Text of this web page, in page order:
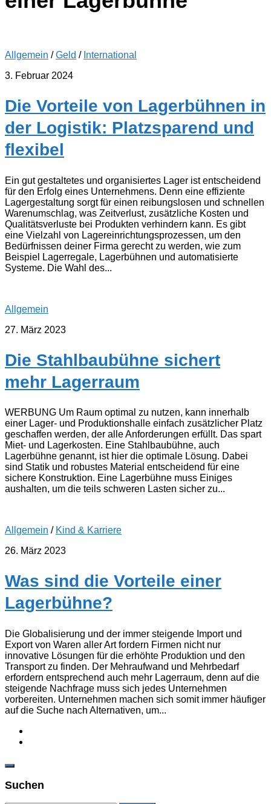
Allgemein /Geld / International
3. Februar 2024
Die Vorteile von Lagerbühnen in
der Logistik: Platzsparend und
flexibel
Ein gut gestaltetes und organisiertes Lager ist entscheidend
für den Erfolg eines Unternehmens. Denn eine effiziente
Lagergestaltung sorgt für einen reibungslosen und schnellen
Warenumschlag, was Zeitverlust, zusätzliche Kosten und
Qualitätsverluste bei Produkten verhindern kann. Es gibt
eine Vielzahl von Lagereinrichtungsprozessen, um den
Bedürfnissen deiner Firma gerecht zu werden, wie zum
Beispiel Lagerregale, Lagerbühnen und automatisierte
Systeme. Die Wahl des...
Allgemein
27. März 2023
Die Stahlbaubühne sichert
mehr Lagerraum
WERBUNG Um Raum optimal zu nutzen, kann innerhalb
einer Lager- und Produktionshalle einfach zusätzlicher Platz
geschaffen werden, der alle Anforderungen erfüllt. Das spart
Miet- und Lagerkosten. Eine Stahlbaubühne, auch
Lagerbühne genannt, ist hier die optimale Lösung. Dabei
sind Statik und robustes Material entscheidend für eine
sichere Konstruktion. Eine Lagerbühne muss Einiges
aushalten, um die teils schweren Lasten sicher zu...
Allgemein / Kind & Karriere
26. März 2023
Was sind die Vorteile einer
Lagerbühne?
Die Globalisierung und der immer steigende Import und
Export von Waren aller Art fordern Firmen nicht nur
innovative Lösungen für die erhöhte Produktion und den
Transport zu finden. Der Mehraufwand und Mehrbedarf
erfordern entsprechend auch mehr Lagerraum, denn auf die
steigende Nachfrage muss sich jedes Unternehmen
vorbereiten. Unternehmen machen sich somit immer häufiger
auf die Suche nach Alternativen, um...
Suchen